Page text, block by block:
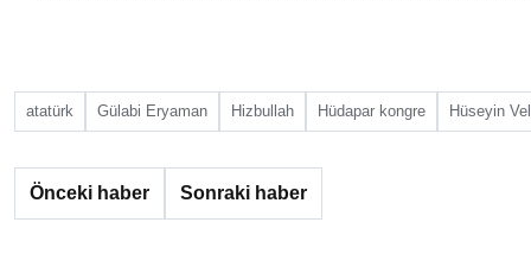
atatürk Gülabi Eryaman Hizbullah Hüdapar kongre Hüseyin
Önceki haber Sonraki haber